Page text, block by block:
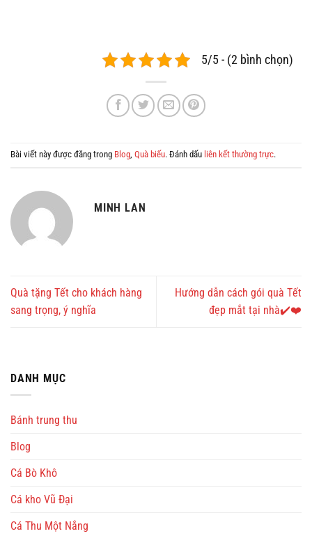
5/5 - (2 bình chọn)
Bài viết này được đăng trong Blog, Quà biếu. Đánh dấu liên kết thường trực.
MINH LAN
Quà tặng Tết cho khách hàng
sang trọng, ý nghĩa
Hướng dẫn cách gói quà Tết
đẹp mắt tại nhà✔️❤️
DANH MỤC
Bánh trung thu
Blog
Cá Bò Khô
Cá kho Vũ Đại
Cá Thu Một Nắng